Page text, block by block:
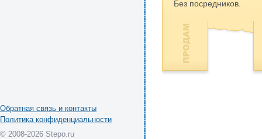
Без посредников.
Обратная связь и контакты
Политика конфиденциальности
© 2008-2026 Stepo.ru